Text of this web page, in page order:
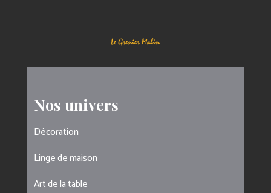
Nos univers
Décoration
Linge de maison
Art de la table